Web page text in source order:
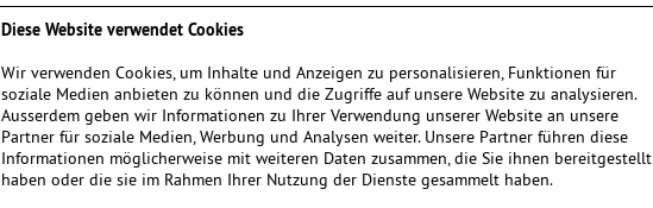
Diese Website verwendet Cookies
Wir verwenden Cookies, um Inhalte und Anzeigen zu personalisieren, Funktionen für
soziale Medien anbieten zu können und die Zugriffe auf unsere Website zu analysieren.
Ausserdem geben wir Informationen zu Ihrer Verwendung unserer Website an unsere
Partner für soziale Medien, Werbung und Analysen weiter. Unsere Partner führen diese
Informationen möglicherweise mit weiteren Daten zusammen, die Sie ihnen bereitgestellt
haben oder die sie im Rahmen Ihrer Nutzung der Dienste gesammelt haben.